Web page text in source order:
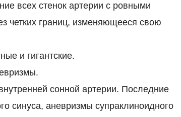
всех стенок артерии с ровными
четких границ, изменяющееся свою
и гигантские.
сонной артерии. Последние
синуса, аневризмы супраклиноидного